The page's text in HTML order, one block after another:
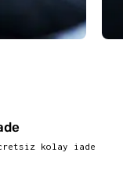
kolay iade